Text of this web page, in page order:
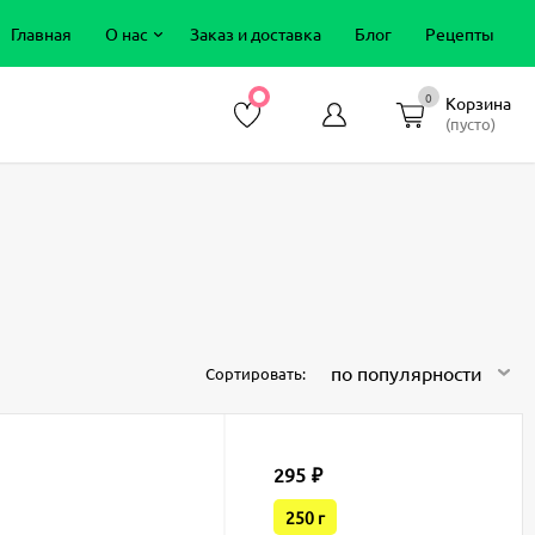
Главная О нас Заказ и доставка Блог Рецепты
0 Корзина
(пусто)
Сортировать: по популярности
295 ₽
250 г